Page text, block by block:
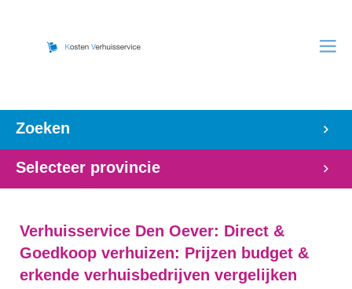
Zoeken
Selecteer provincie
Verhuisservice Den Oever: Direct &
Goedkoop verhuizen: Prijzen budget &
erkende verhuisbedrijven vergelijken